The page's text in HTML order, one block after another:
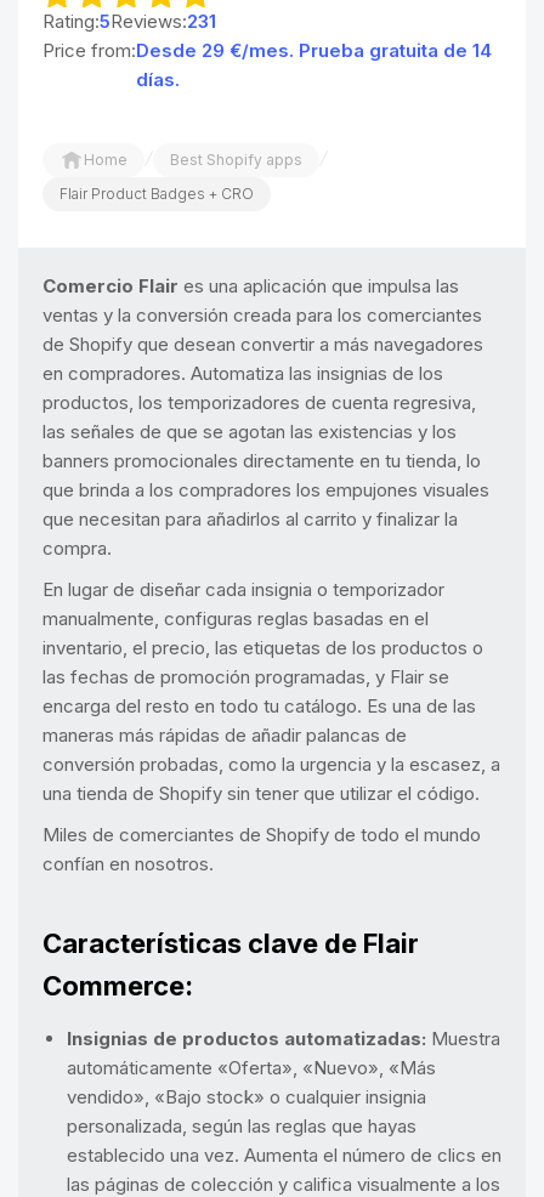
Rating:5Reviews:231
Price from:Desde 29 €/mes. Prueba gratuita de 14
días.
Home / Best Shopify apps /
Flair Product Badges + CRO
Comercio Flair es una aplicación que impulsa las
ventas y la conversión creada para los comerciantes
de Shopify que desean convertir a más navegadores
en compradores. Automatiza las insignias de los
productos, los temporizadores de cuenta regresiva,
las señales de que se agotan las existencias y los
banners promocionales directamente en tu tienda, lo
que brinda a los compradores los empujones visuales
que necesitan para añadirlos al carrito y finalizar la
compra.
En lugar de diseñar cada insignia o temporizador
manualmente, configuras reglas basadas en el
inventario, el precio, las etiquetas de los productos o
las fechas de promoción programadas, y Flair se
encarga del resto en todo tu catálogo. Es una de las
maneras más rápidas de añadir palancas de
conversión probadas, como la urgencia y la escasez, a
una tienda de Shopify sin tener que utilizar el código.
Miles de comerciantes de Shopify de todo el mundo
confían en nosotros.
Características clave de Flair
Commerce:
Insignias de productos automatizadas: Muestra
automáticamente «Oferta», «Nuevo», «Más
vendido», «Bajo stock» o cualquier insignia
personalizada, según las reglas que hayas
establecido una vez. Aumenta el número de clics en
las páginas de colección y califica visualmente a los